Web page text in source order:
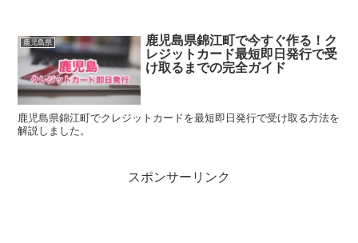
鹿児島県
鹿児島県錦江町で今すぐ作る！ク
レジットカード最短即日発行で受
け取るまでの完全ガイド
鹿児島県錦江町でクレジットカードを最短即日発行で受け取る方法を
解説しました。
スポンサーリンク